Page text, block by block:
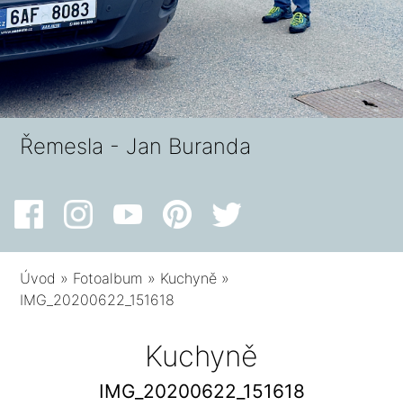
Řemesla - Jan Buranda
Úvod » Fotoalbum » Kuchyně »
IMG_20200622_151618
Kuchyně
IMG_20200622_151618